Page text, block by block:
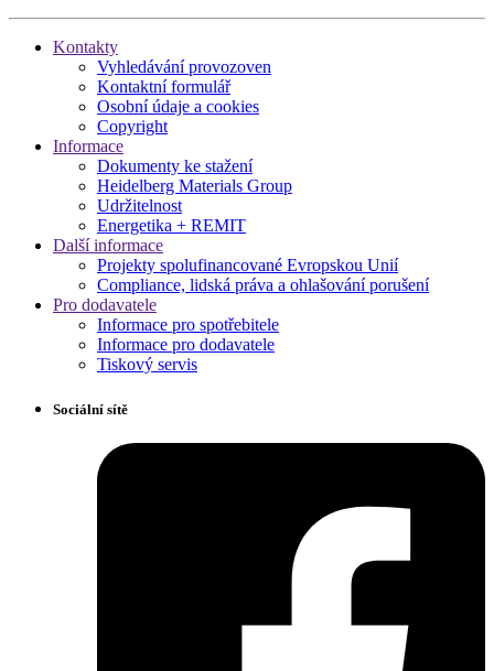
Kontakty
Vyhledávání provozoven
Kontaktní formulář
Osobní údaje a cookies
Copyright
Informace
Dokumenty ke stažení
Heidelberg Materials Group
Udržitelnost
Energetika + REMIT
Další informace
Projekty spolufinancované Evropskou Unií
Compliance, lidská práva a ohlašování porušení
Pro dodavatele
Informace pro spotřebitele
Informace pro dodavatele
Tiskový servis
Sociální sítě